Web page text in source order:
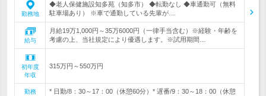
勤務地
◆老人保健施設知多苑（知多市） ◆転勤なし ◆車通勤可（無料
駐車場あり） ※車で通勤している先輩が…
給与
月給19万1,000円～35万6000円（一律手当含む）※経験・年齢を
考慮の上、当社規定により優遇します。※試用期間…
初年度
年収
315万円～550万円
勤務
* 日勤/8：30～17：00（休憩60分）* 遅番/9：30～18：00（休憩